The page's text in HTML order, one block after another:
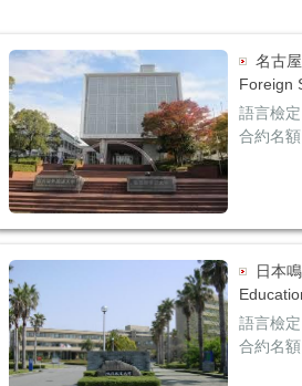
名古
Foreign
語言檢
合約名
日本
語言檢
合約名